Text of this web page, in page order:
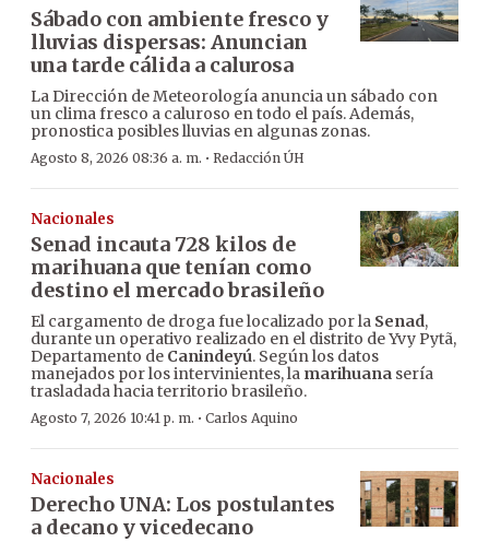
Sábado con ambiente fresco y
lluvias dispersas: Anuncian
una tarde cálida a calurosa
La Dirección de Meteorología anuncia un sábado con
un clima fresco a caluroso en todo el país. Además,
pronostica posibles lluvias en algunas zonas.
Agosto 8, 2026 08:36 a. m. · Redacción ÚH
Nacionales
Senad incauta 728 kilos de
marihuana que tenían como
destino el mercado brasileño
El cargamento de droga fue localizado por la Senad,
durante un operativo realizado en el distrito de Yvy Pytã,
Departamento de Canindeyú. Según los datos
manejados por los intervinientes, la marihuana sería
trasladada hacia territorio brasileño.
Agosto 7, 2026 10:41 p. m. · Carlos Aquino
Nacionales
Derecho UNA: Los postulantes
a decano y vicedecano